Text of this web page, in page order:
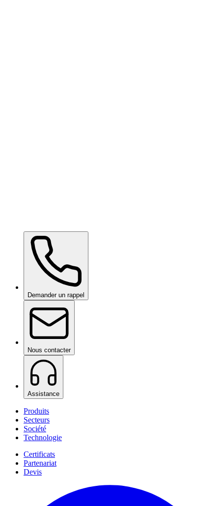
Ceramic Pro Care+sur demande
Demander un rappel
Nous contacter
Assistance
Produits
Secteurs
Société
Technologie
Certificats
Partenariat
Devis